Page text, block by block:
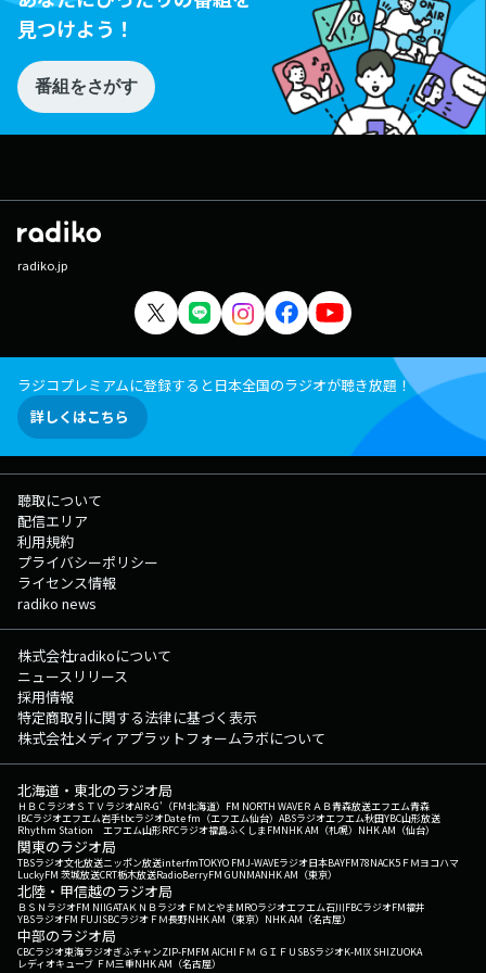
見つけよう！
番組をさがす
radiko.jp
ラジコプレミアムに登録すると日本全国のラジオが聴き放題！
詳しくはこちら
聴取について
配信エリア
利用規約
プライバシーポリシー
ライセンス情報
radiko news
株式会社radikoについて
ニュースリリース
採用情報
特定商取引に関する法律に基づく表示
株式会社メディアプラットフォームラボについて
北海道・東北のラジオ局
ＨＢＣラジオＳＴＶラジオAIR-G'（FM北海道） FM NORTH WAVEＲＡＢ青森放送エフエム青森
IBCラジオエフエム岩手tbcラジオDate fm（エフエム仙台） ABSラジオエフエム秋田YBC山形放送
Rhythm Station エフエム山形RFCラジオ福島ふくしまFMNHK AM（札幌） NHK AM（仙台）
関東のラジオ局
TBSラジオ文化放送ニッポン放送interfmTOKYO FMJ-WAVEラジオ日本BAYFM78NACK5 ＦＭヨコハマ
LuckyFM 茨城放送CRT栃木放送RadioBerryFM GUNMANHK AM（東京）
北陸・甲信越のラジオ局
ＢＳＮラジオFM NIIGATAＫＮＢラジオ ＦＭとやまMROラジオエフエム石川FBCラジオFM福井
YBSラジオFM FUJISBCラジオ ＦＭ長野NHK AM（東京） NHK AM（名古屋）
中部のラジオ局
CBCラジオ東海ラジオぎふチャンZIP-FMFM AICHI ＦＭ ＧＩＦＵ SBSラジオK-MIX SHIZUOKA
レディオキューブ ＦＭ三重NHK AM（名古屋）